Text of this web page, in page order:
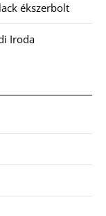
ékszerbolt
Iroda